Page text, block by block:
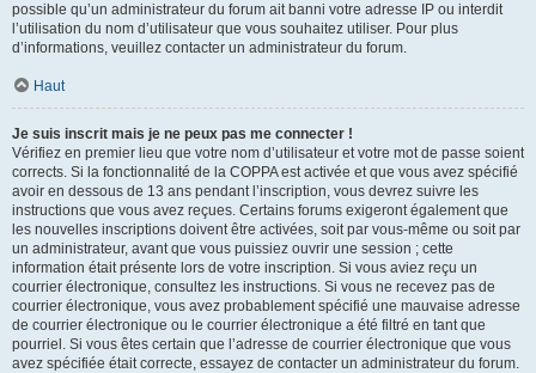
possible qu’un administrateur du forum ait banni votre adresse IP ou interdit
l’utilisation du nom d’utilisateur que vous souhaitez utiliser. Pour plus
d’informations, veuillez contacter un administrateur du forum.
Haut
Je suis inscrit mais je ne peux pas me connecter !
Vérifiez en premier lieu que votre nom d’utilisateur et votre mot de passe soient
corrects. Si la fonctionnalité de la COPPA est activée et que vous avez spécifié
avoir en dessous de 13 ans pendant l’inscription, vous devrez suivre les
instructions que vous avez reçues. Certains forums exigeront également que
les nouvelles inscriptions doivent être activées, soit par vous-même ou soit par
un administrateur, avant que vous puissiez ouvrir une session ; cette
information était présente lors de votre inscription. Si vous aviez reçu un
courrier électronique, consultez les instructions. Si vous ne recevez pas de
courrier électronique, vous avez probablement spécifié une mauvaise adresse
de courrier électronique ou le courrier électronique a été filtré en tant que
pourriel. Si vous êtes certain que l’adresse de courrier électronique que vous
avez spécifiée était correcte, essayez de contacter un administrateur du forum.